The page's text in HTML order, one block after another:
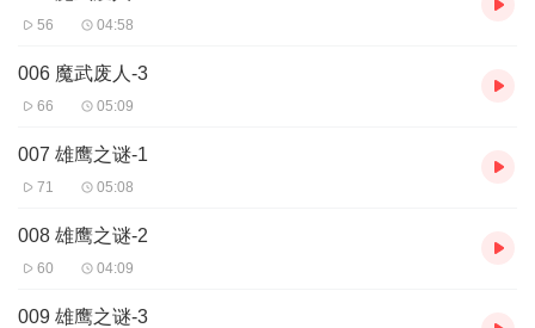
56 04:58
006 魔武废人-3
66 05:09
007 雄鹰之谜-1
71 05:08
008 雄鹰之谜-2
60 04:09
009 雄鹰之谜-3